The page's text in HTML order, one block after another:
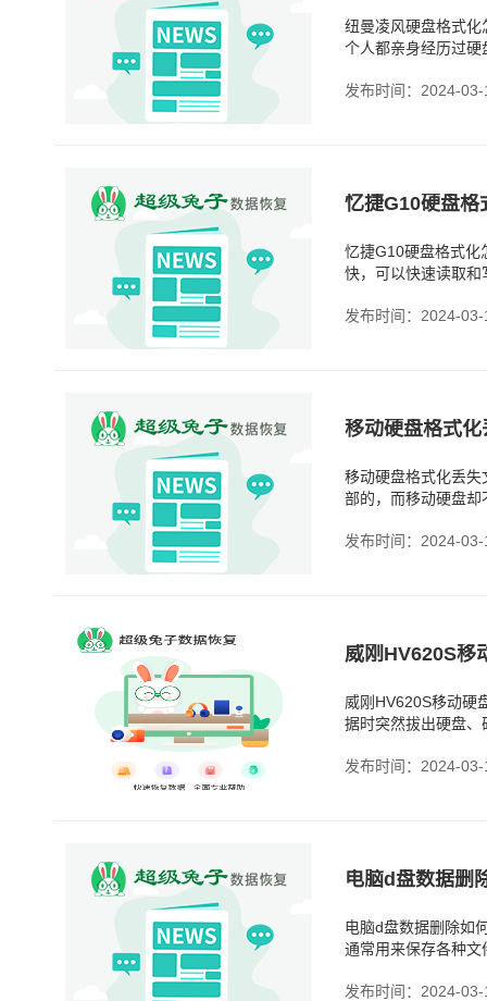
纽曼凌风硬盘格式
个人都亲身经历过
发布时间：2024-03-
忆捷G10硬盘格
忆捷G10硬盘格式化
快，可以快速读取
发布时间：2024-03-
移动硬盘格式化丢
部的，而移动硬盘
发布时间：2024-03-
威刚HV620S移动硬
据时突然拔出硬盘
发布时间：2024-03-
电脑d盘数据删
电脑d盘数据删除如
通常用来保存各种
发布时间：2024-03-